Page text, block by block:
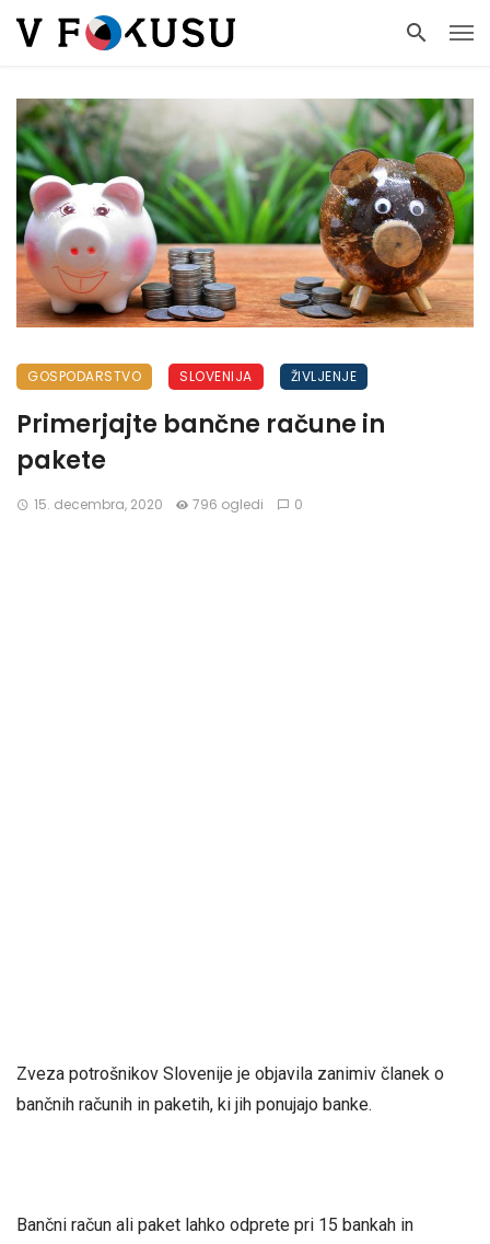
GOSPODARSTVO SLOVENIJA ŽIVLJENJE
Primerjajte bančne račune in
pakete
15. decembra, 2020 796 ogledi 0
Zveza potrošnikov Slovenije je objavila zanimiv članek o
bančnih računih in paketih, ki jih ponujajo banke.
Bančni račun ali paket lahko odprete pri 15 bankah in